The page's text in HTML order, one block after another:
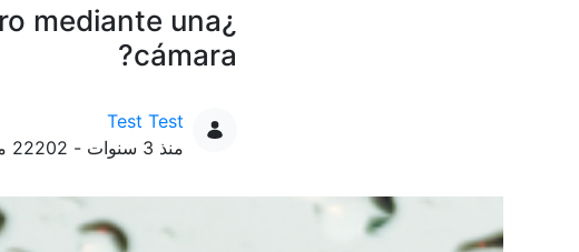
mediante una
cámara?
Test Test
تاريخ النشر
منذ 3 سنوات - 22202 من العروض